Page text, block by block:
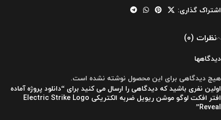
اشتراک گذاری:
نظرات (0)
دیدگاهها
هیچ دیدگاهی برای این محصول نوشته نشده است.
اولین نفری باشید که دیدگاهی را ارسال می کنید برای “دانلود پروژه آماده
افتر افکت لوگو موشن ریویل ضربه الکتریکی Electric Strike Logo
Reveal”